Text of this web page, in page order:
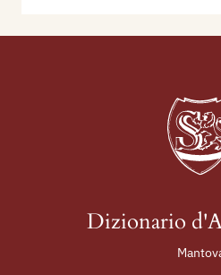
Dizionario